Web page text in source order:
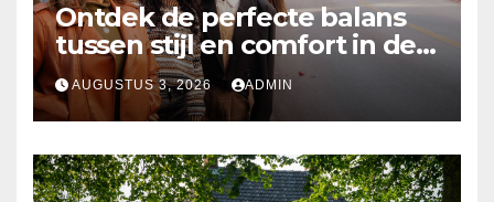
Ontdek de perfecte balans
tussen stijl en comfort in de
nieuwste damesmode
AUGUSTUS 3, 2026 ADMIN